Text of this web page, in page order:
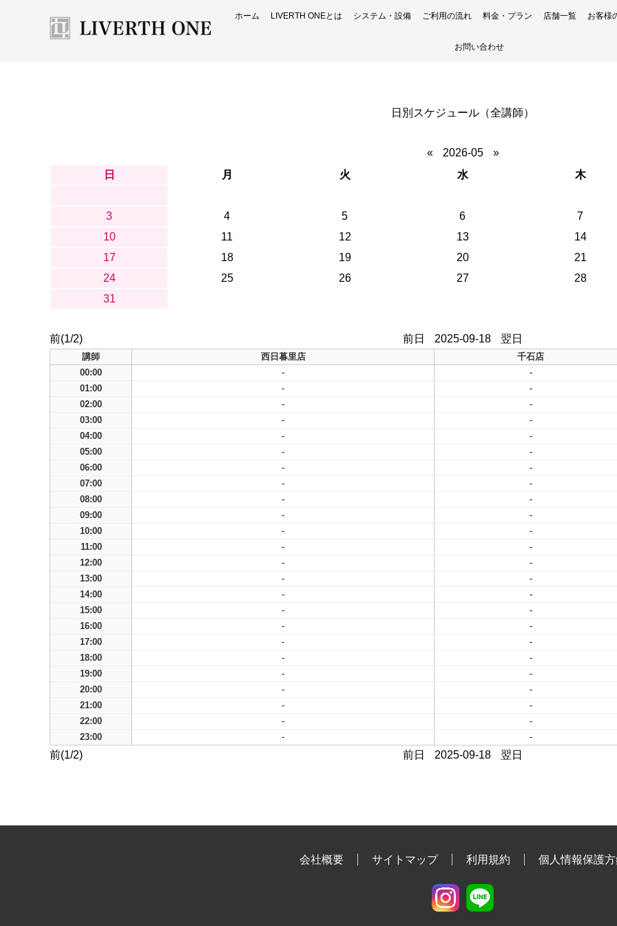
ホーム LIVERTH ONEとは システム・設備 ご利用の流れ 料金・プラン 店舗一覧 お客様
お問い合わせ
日別スケジュール（全講師）
« 2026-05 »
日 月 火 水 木
3
4 5 6 7
10
11 12 13 14
17
18 19 20 21
24
25 26 27 28
31
前(1/2) 前日 2025-09-18 翌日
講師 西日暮里店 千石店
00:00
- -
01:00
- -
02:00
- -
03:00
- -
04:00
- -
05:00
- -
06:00
- -
07:00
- -
08:00
- -
09:00
- -
10:00
- -
11:00
- -
12:00
- -
13:00
- -
14:00
- -
15:00
- -
16:00
- -
17:00
- -
18:00
- -
19:00
- -
20:00
- -
21:00
- -
22:00
- -
23:00
- -
前(1/2) 前日 2025-09-18 翌日
会社概要 サイトマップ 利用規約 個人情報保護